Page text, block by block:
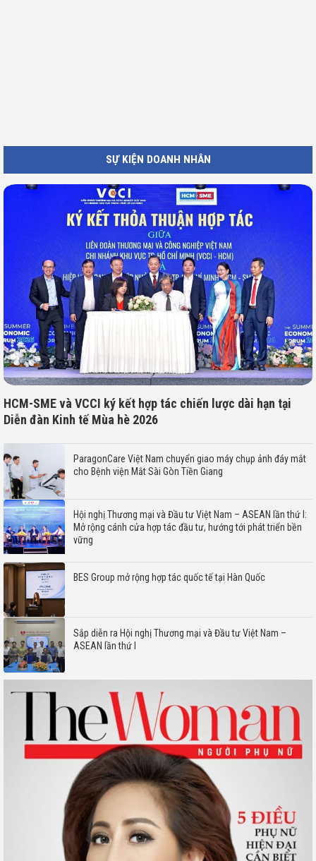
SỰ KIỆN DOANH NHÂN
HCM-SME và VCCI ký kết hợp tác chiến lược dài hạn tại
Diễn đàn Kinh tế Mùa hè 2026
ParagonCare Việt Nam chuyển giao máy chụp ảnh đáy mắt
cho Bệnh viện Mắt Sài Gòn Tiền Giang
Hội nghị Thương mại và Đầu tư Việt Nam – ASEAN lần thứ I:
Mở rộng cánh cửa hợp tác đầu tư, hướng tới phát triển bền
vững
BES Group mở rộng hợp tác quốc tế tại Hàn Quốc
Sắp diễn ra Hội nghị Thương mại và Đầu tư Việt Nam –
ASEAN lần thứ I